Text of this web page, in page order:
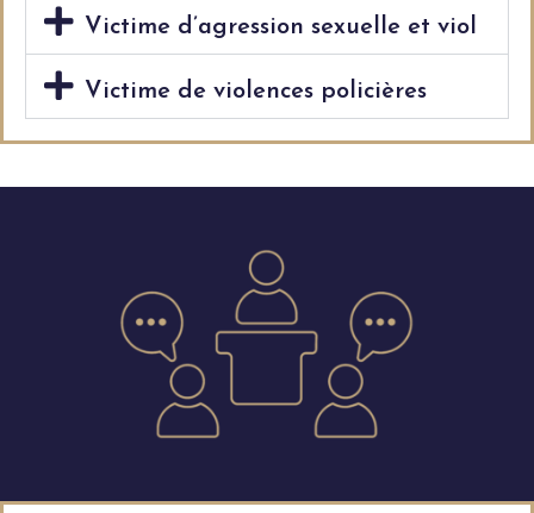
Victime d’agression sexuelle et viol
Victime de violences policières